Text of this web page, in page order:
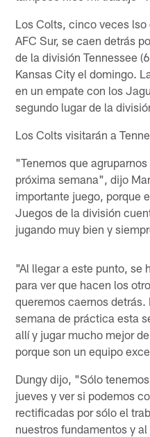
Los Colts, cinco veces
AFC Sur, se caen detrás
de la división Tennessee
Kansas City el domingo.
en un empate con los
segundo lugar de la
Los Colts visitarán a
"Tenemos que
próxima semana", dijo
importante juego, porque
Juegos de la división
jugando muy bien y
"Al llegar a este punto, se
para ver que hacen los
queremos caernos detrás.
semana de práctica esta
allí y jugar mucho mejor
porque son un equipo
Dungy dijo, "Sólo
jueves y ver si podemos
rectificadas por sólo el
nuestros fundamentos y